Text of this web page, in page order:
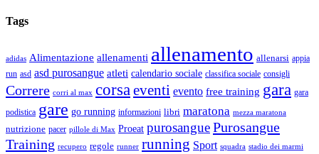
Tags
adidas Alimentazione allenamenti allenamento allenarsi appia
run asd asd purosangue atleti calendario sociale classifica sociale consigli
Correre corri al max corsa eventi evento free training gara gara
podistica gare go running informazioni libri maratona mezza maratona
nutrizione pacer pillole di Max Proeat purosanguePurosangue
Training recupero regole runner running Sport squadra stadio dei marmi